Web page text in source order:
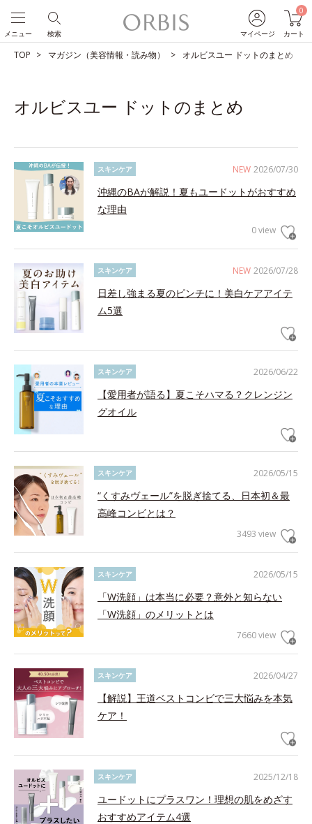
マイページ
0
カート
検索
メニュー
TOP マガジン（美容情報・読み物） オルビスユー ドットのまとめ
オルビスユー ドットのまとめ
NEW 2026/07/30
スキンケア
沖縄のBAが解説！夏もユードットがおすすめ
な理由
0 view
NEW 2026/07/28
スキンケア
日差し強まる夏のピンチに！美白ケアアイテ
ム5選
2026/06/22
スキンケア
【愛用者が語る】夏こそハマる？クレンジン
グオイル
2026/05/15
スキンケア
“くすみヴェール”を脱ぎ捨てる、日本初＆最
高峰コンビとは？
3493 view
2026/05/15
スキンケア
「W洗顔」は本当に必要？意外と知らない
「W洗顔」のメリットとは
7660 view
2026/04/27
スキンケア
【解説】王道ベストコンビで三大悩みを本気
ケア！
2025/12/18
スキンケア
ユードットにプラスワン！理想の肌をめざす
おすすめアイテム4選